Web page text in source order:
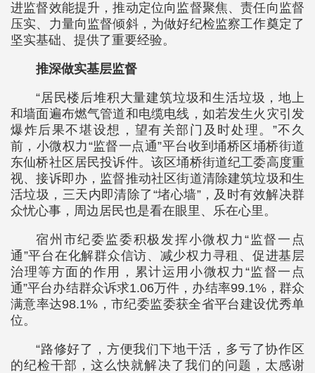
进监督效能提升，推动定位向监督聚焦、责任向监督
压实、力量向监督倾斜，为做好纪检监察工作奠定了
坚实基础、提供了重要经验。
推深做实基层监督
“居民楼后堆积大量建筑垃圾和生活垃圾，地上
和墙面遍布燃气管道和电缆电线，如若发生火灾引发
爆炸后果不堪设想，望有关部门及时处理。”不久
前，小微权力“监督一点通”平台收到埇桥区埇桥街道
东仙桥社区居民投诉件。该区埇桥街道纪工委高度重
视、接诉即办，监督推动社区街道清除建筑垃圾和生
活垃圾，三天内即清除了“堵心墙”，及时有效解决群
众忧心事，周边居民也是看在眼里、乐在心里。
宿州市纪委监委积极发挥小微权力“监督一点
通”平台在化解群众信访、减少权力寻租、促进基层
治理等方面的作用，累计运用小微权力“监督一点
通”平台办结群众诉求1.06万件，办结率99.1%，群众
满意率达98.1%，市纪委监委获全省平台建设优秀单
位。
“路修好了，方便我们下地干活，多亏了协作区
的纪检干部，这么快就解决了我们的问题，太感谢